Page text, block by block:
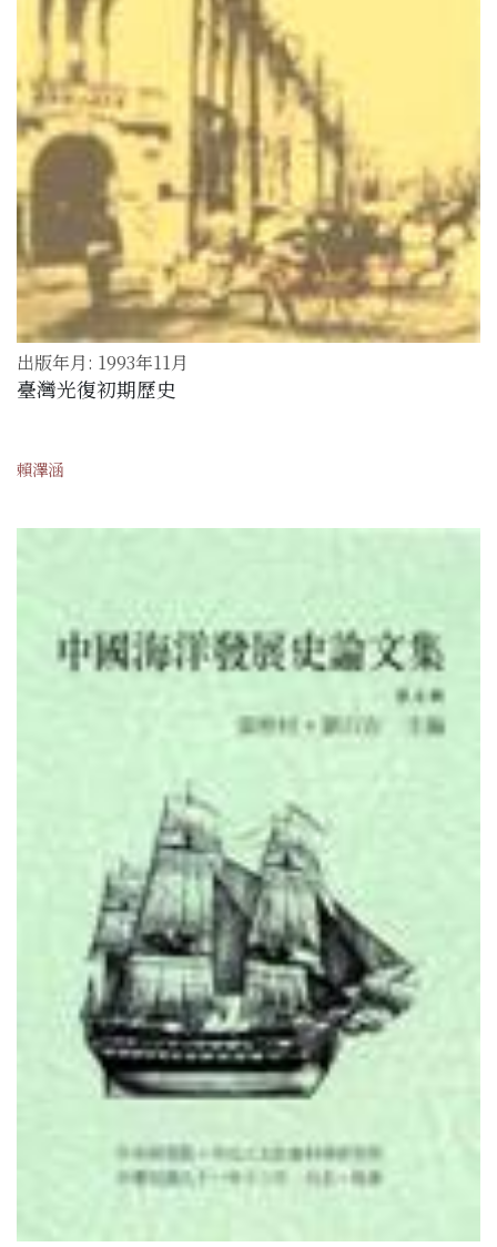
出版年月: 1993年11月
臺灣光復初期歷史
賴澤涵